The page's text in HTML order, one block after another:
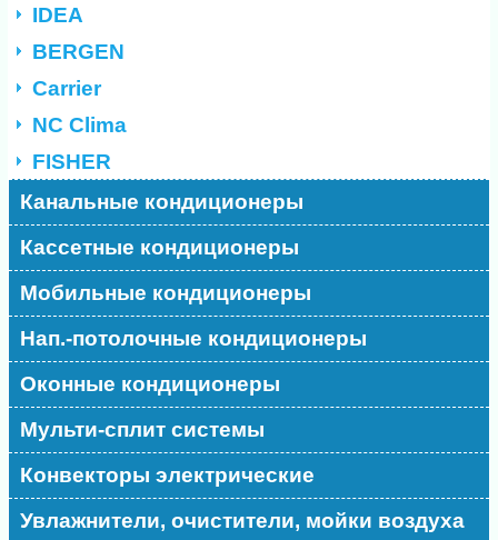
IDEA
BERGEN
Carrier
NC Clima
FISHER
Канальные кондиционеры
Кассетные кондиционеры
Мобильные кондиционеры
Нап.-потолочные кондиционеры
Оконные кондиционеры
Мульти-сплит системы
Конвекторы электрические
Увлажнители, очистители, мойки воздуха